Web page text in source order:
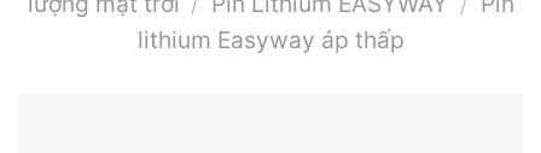
lithium Easyway áp thấp